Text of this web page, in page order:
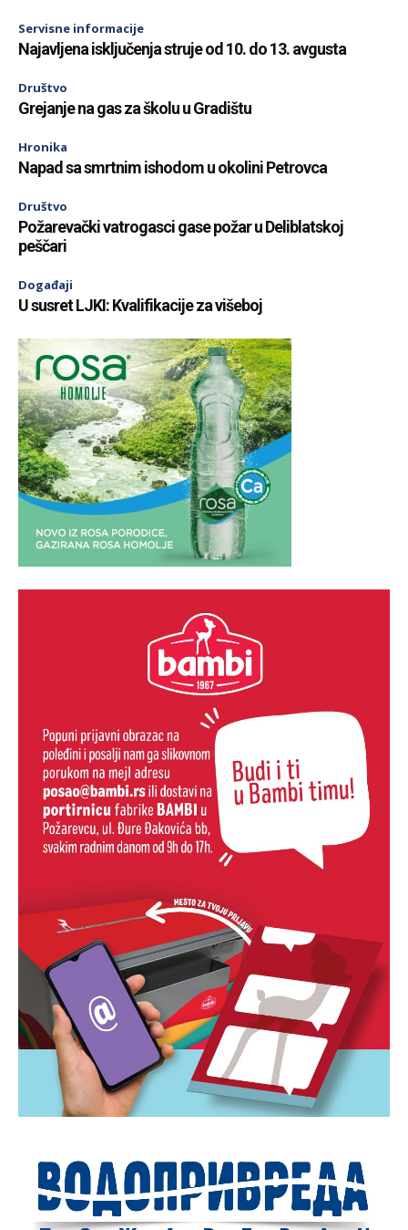
Servisne informacije
Najavljena isključenja struje od 10. do 13. avgusta
Društvo
Grejanje na gas za školu u Gradištu
Hronika
Napad sa smrtnim ishodom u okolini Petrovca
Društvo
Požarevački vatrogasci gase požar u Deliblatskoj
peščari
Događaji
U susret LJKI: Kvalifikacije za višeboj